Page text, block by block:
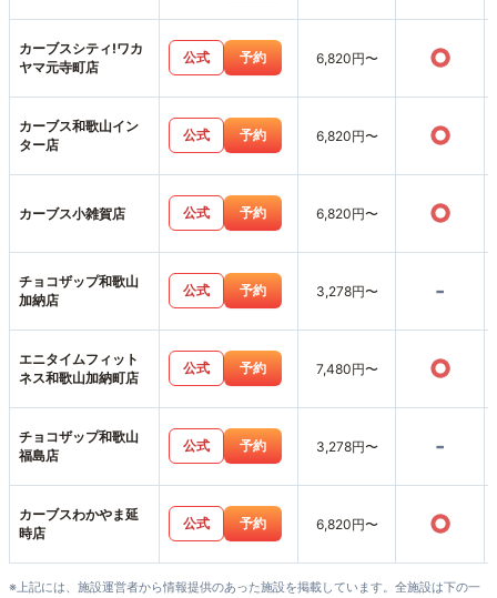
カーブスシティ!ワカ
ヤマ元寺町店
公式 予約 6,820円〜 ○
カーブス和歌山イン
ター店
公式 予約 6,820円〜 ○
カーブス小雑賀店 公式 予約 6,820円〜 ○
チョコザップ和歌山
加納店
公式 予約 3,278円〜 -
エニタイムフィット
ネス和歌山加納町店
公式 予約 7,480円〜 ○
チョコザップ和歌山
福島店
公式 予約 3,278円〜 -
カーブスわかやま延
時店
公式 予約 6,820円〜 ○
※上記には、施設運営者から情報提供のあった施設を掲載しています。全施設は下の一